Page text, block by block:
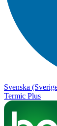
Svenska
Termic Plus